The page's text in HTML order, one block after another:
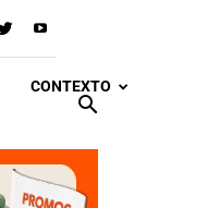
CONTEXTO